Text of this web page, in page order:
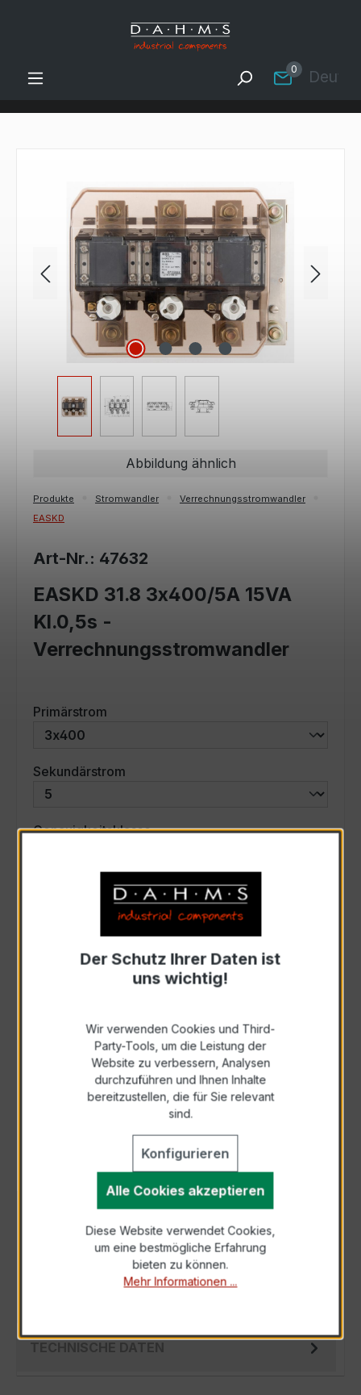
Zum Hauptinhalt springen
0
Bildergalerie überspringen
Abbildung ähnlich
Produkte Stromwandler
Verrechnungsstromwandler
EASKD
Art-Nr.: 47632
EASKD 31.8 3x400/5A 15VA
Kl.0,5s -
Verrechnungsstromwandler
Primärstrom
Sekundärstrom
Genauigkeitsklasseauswählen
Scheinleistung (VA)auswählen
Auswahl zurücksetzen
Anfrage schriftlich
Als PDF exportieren
Der EASKD 31.8 3x400/5A 15VA Kl.0,5s ist ein
kompakter, hochpräziser Niederspannungs-
Verrechnungsstromwandler der bewährten…
TECHNISCHE DATEN
Der Schutz Ihrer Daten ist
uns wichtig!
Wir verwenden Cookies und Third-
Party-Tools, um die Leistung der
Website zu verbessern, Analysen
durchzuführen und Ihnen Inhalte
bereitzustellen, die für Sie relevant
sind.
Konfigurieren
Alle Cookies akzeptieren
Diese Website verwendet Cookies,
um eine bestmögliche Erfahrung
bieten zu können.
Mehr Informationen ...